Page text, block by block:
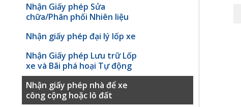
Nhận Giấy phép Sửa
chữa/Phân phối Nhiên liệu
Nhận giấy phép đại lý lốp xe
Nhận Giấy phép Lưu trữ Lốp
xe và Bãi phá hoại Tự động
Nhận giấy phép nhà để xe
công cộng hoặc lô đất